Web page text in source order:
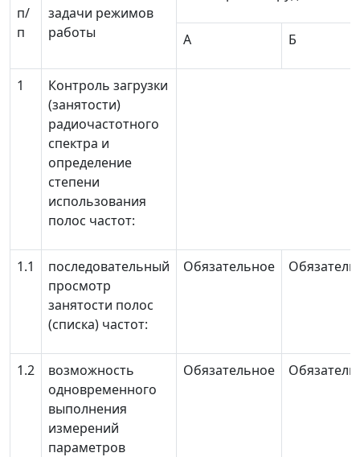
п/
п
задачи режимов
работы
А Б
1
Контроль загрузки
(занятости)
радиочастотного
спектра и
определение
степени
использования
полос частот:
1.1
последовательный
просмотр
занятости полос
(списка) частот:
Обязательное
1.2
возможность
одновременного
выполнения
измерений
параметров
Обязательное